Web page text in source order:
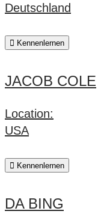
Deutschland
Kennenlernen
JACOB COLE
Location:
USA
Kennenlernen
DA BING